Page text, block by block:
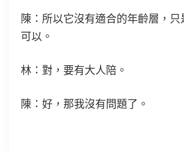
陳：所以它沒有適合的年齡層，
可以。
林：對，要有大人陪。
陳：好，那我沒有問題了。